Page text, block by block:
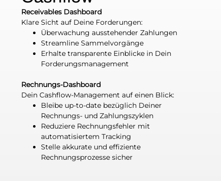
Receivables Dashboard
Klare Sicht auf Deine Forderungen:
Überwachung ausstehender Zahlungen
Streamline Sammelvorgänge
Erhalte transparente Einblicke in Dein
Forderungsmanagement
Rechnungs-Dashboard
Dein Cashflow-Management auf einen Blick:
Bleibe up-to-date bezüglich Deiner
Rechnungs- und Zahlungszyklen
Reduziere Rechnungsfehler mit
automatisiertem Tracking
Stelle akkurate und effiziente
Rechnungsprozesse sicher